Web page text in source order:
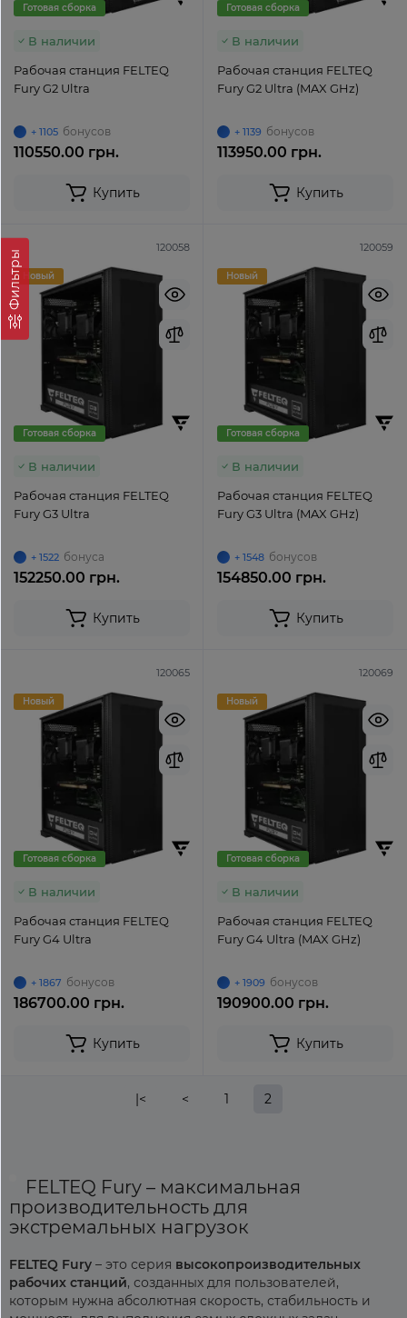
Фильтры
Готовая сборка
В наличии
Рабочая станция FELTEQ
Fury G2 Ultra
+ 1105 бонусов
110550.00 грн.
Купить
Готовая сборка
В наличии
Рабочая станция FELTEQ
Fury G2 Ultra (MAX GHz)
+ 1139 бонусов
113950.00 грн.
Купить
120058
Новый
Готовая сборка
В наличии
Рабочая станция FELTEQ
Fury G3 Ultra
+ 1522 бонуса
152250.00 грн.
Купить
120059
Новый
Готовая сборка
В наличии
Рабочая станция FELTEQ
Fury G3 Ultra (MAX GHz)
+ 1548 бонусов
154850.00 грн.
Купить
120065
Новый
Готовая сборка
В наличии
Рабочая станция FELTEQ
Fury G4 Ultra
+ 1867 бонусов
186700.00 грн.
Купить
120069
Новый
Готовая сборка
В наличии
Рабочая станция FELTEQ
Fury G4 Ultra (MAX GHz)
+ 1909 бонусов
190900.00 грн.
Купить
|< < 1 2
FELTEQ Fury – максимальная
производительность для
экстремальных нагрузок
FELTEQ Fury – это серия высокопроизводительных
рабочих станций, созданных для пользователей,
которым нужна абсолютная скорость, стабильность и